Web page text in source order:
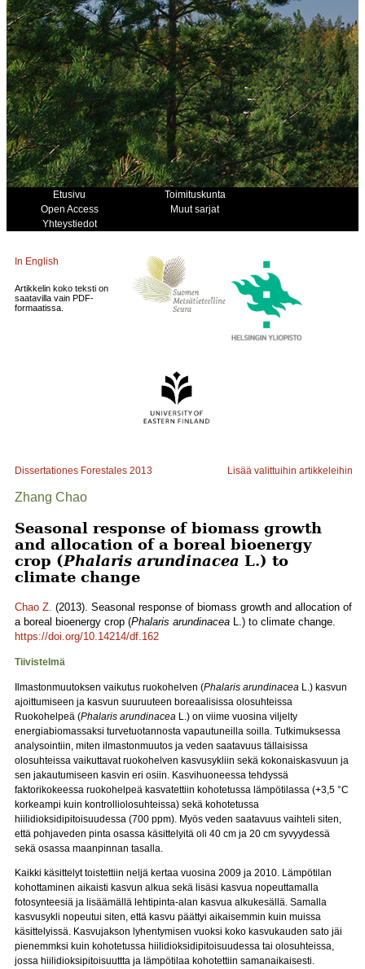
Etusivu
Toimituskunta
Open Access
Muut sarjat
Yhteystiedot
In English
Artikkelin koko teksti on
saatavilla vain PDF-
formaatissa.
Dissertationes Forestales 2013 Lisää valittuihin artikkeleihin
Zhang Chao
Seasonal response of biomass growth
and allocation of a boreal bioenergy
crop (Phalaris arundinacea L.) to
climate change
Chao Z. (2013). Seasonal response of biomass growth and allocation of
a boreal bioenergy crop (Phalaris arundinacea L.) to climate change.
https://doi.org/10.14214/df.162
Tiivistelmä
Ilmastonmuutoksen vaikutus ruokohelven (Phalaris arundinacea L.) kasvun
ajoittumiseen ja kasvun suuruuteen boreaalisissa olosuhteissa
Ruokohelpeä (Phalaris arundinacea L.) on viime vuosina viljelty
energiabiomassaksi turvetuotannosta vapautuneilla soilla. Tutkimuksessa
analysointiin, miten ilmastonmuutos ja veden saatavuus tällaisissa
olosuhteissa vaikuttavat ruokohelven kasvusykliin sekä kokonaiskasvuun ja
sen jakautumiseen kasvin eri osiin. Kasvihuoneessa tehdyssä
faktorikokeessa ruokohelpeä kasvatettiin kohotetussa lämpötilassa (+3,5 °C
korkeampi kuin kontrolliolosuhteissa) sekä kohotetussa
hiilidioksidipitoisuudessa (700 ppm). Myös veden saatavuus vaihteli siten,
että pohjaveden pinta osassa käsittelyitä oli 40 cm ja 20 cm syvyydessä
sekä osassa maanpinnan tasalla.
Kaikki käsittelyt toistettiin neljä kertaa vuosina 2009 ja 2010. Lämpötilan
kohottaminen aikaisti kasvun alkua sekä lisäsi kasvua nopeuttamalla
fotosynteesiä ja lisäämällä lehtipinta-alan kasvua alkukesällä. Samalla
kasvusykli nopeutui siten, että kasvu päättyi aikaisemmin kuin muissa
käsittelyissä. Kasvujakson lyhentymisen vuoksi koko kasvukauden sato jäi
pienemmksi kuin kohotetussa hiilidioksidipitoisuudessa tai olosuhteissa,
jossa hiilidioksipitoisuuttta ja lämpötilaa kohotettiin samanaikaisesti.